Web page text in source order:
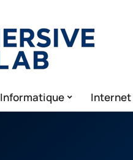
Informatique Internet